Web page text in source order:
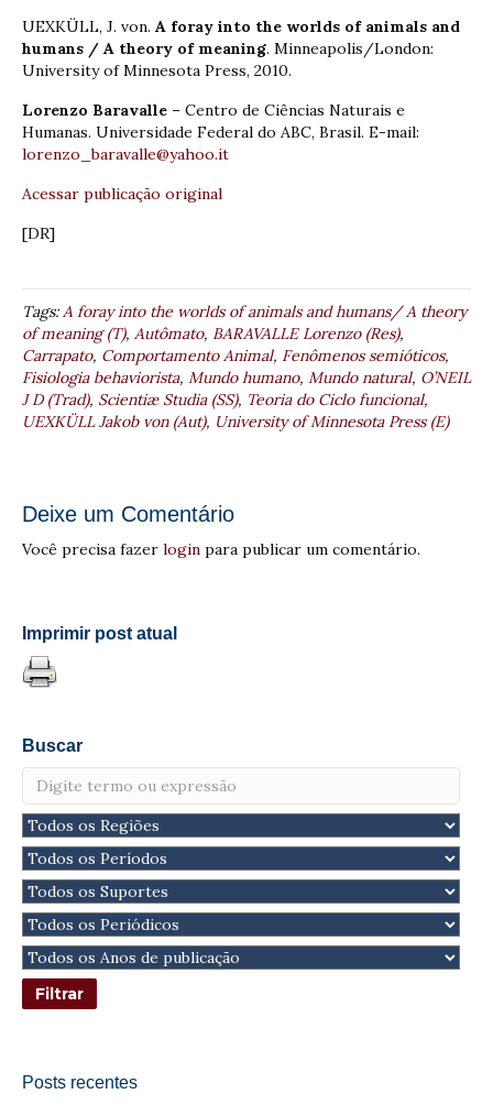
UEXKÜLL, J. von. A foray into the worlds of animals and
humans / A theory of meaning. Minneapolis/London:
University of Minnesota Press, 2010.
Lorenzo Baravalle – Centro de Ciências Naturais e
Humanas. Universidade Federal do ABC, Brasil. E-mail:
lorenzo_baravalle@yahoo.it
Acessar publicação original
[DR]
Tags:A foray into the worlds of animals and humans/ A theory
of meaning (T), Autômato, BARAVALLE Lorenzo (Res),
Carrapato, Comportamento Animal, Fenômenos semióticos,
Fisiologia behaviorista, Mundo humano, Mundo natural, O’NEIL
J D (Trad), Scientiæ Studia (SS), Teoria do Ciclo funcional,
UEXKÜLL Jakob von (Aut), University of Minnesota Press (E)
Deixe um Comentário
Você precisa fazer login para publicar um comentário.
Imprimir post atual
Buscar
Posts recentes